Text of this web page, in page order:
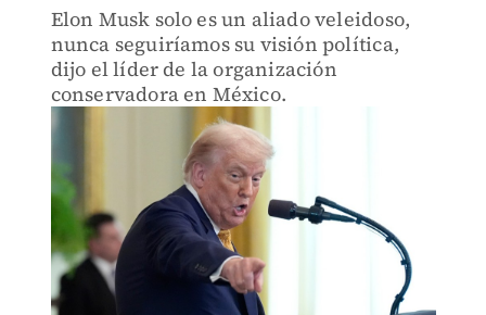
Elon Musk solo es un aliado veleidoso,
nunca seguiríamos su visión política,
dijo el líder de la organización
conservadora en México.